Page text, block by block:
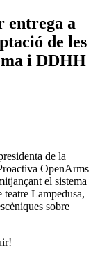
entrega a
de les
i DDHH
de la
OpenArms
el sistema
teatre Lampedusa,
sobre